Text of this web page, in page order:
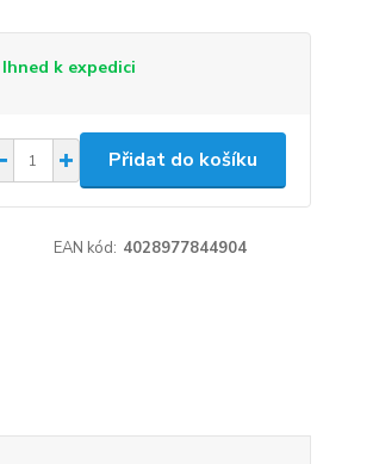
Ihned k expedici
Přidat do košíku
EAN kód: 4028977844904